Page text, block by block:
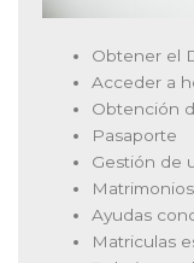
Obtener el
Acceder a
Obtención
Pasaporte
Gestión de
Matrimonios
Ayudas
Matriculas